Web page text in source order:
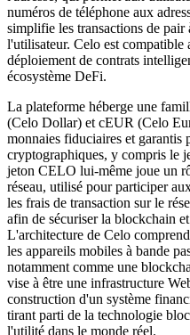
numéros de téléphone aux
simplifie les transactions de
l'utilisateur. Celo est
déploiement de contrats
écosystème DeFi.
La plateforme héberge une
(Celo Dollar) et cEUR (Celo
monnaies fiduciaires et
cryptographiques, y compris le
jeton CELO lui-même joue un
réseau, utilisé pour participer
les frais de transaction sur le
afin de sécuriser la blockchain
L'architecture de Celo
les appareils mobiles à bande
notamment comme une
vise à être une infrastructure
construction d'un système
tirant parti de la technologie
l'utilité dans le monde réel.